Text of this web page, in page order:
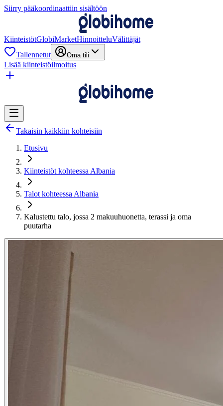
Siirry pääkoordinaattiin sisältöön
KiinteistötGlobiMarketHinnoitteluVälittäjät
Tallennetut
Oma tili
Lisää kiinteistöilmoitus
Takaisin kaikkiin kohteisiin
Etusivu
Kiinteistöt kohteessa Albania
Talot kohteessa Albania
Kalustettu talo, jossa 2 makuuhuonetta, terassi ja oma
puutarha